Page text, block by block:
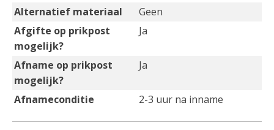
Alternatief materiaal
Geen
Afgifte op prikpost
mogelijk?
Ja
Afname op prikpost
mogelijk?
Ja
Afnameconditie 2-3 uur na inname